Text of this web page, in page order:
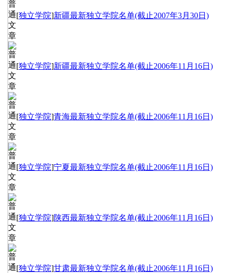
[独立学院]新疆最新独立学院名单(截止2007年3月30日)
[独立学院]新疆最新独立学院名单(截止2006年11月16日)
[独立学院]青海最新独立学院名单(截止2006年11月16日)
[独立学院]宁夏最新独立学院名单(截止2006年11月16日)
[独立学院]陕西最新独立学院名单(截止2006年11月16日)
[独立学院]甘肃最新独立学院名单(截止2006年11月16日)